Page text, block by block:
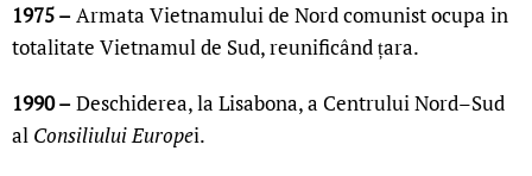
1975 –Armata Vietnamului de Nord comunist ocupa in
totalitate Vietnamul de Sud, reunificând țara.
1990 –Deschiderea, la Lisabona, a Centrului Nord–Sud
al Consiliului Europei.